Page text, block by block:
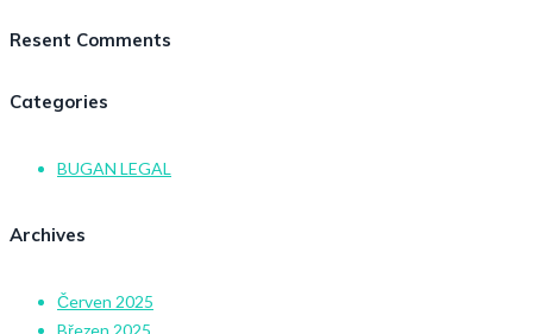
Resent Comments
Categories
BUGAN LEGAL
Archives
Červen 2025